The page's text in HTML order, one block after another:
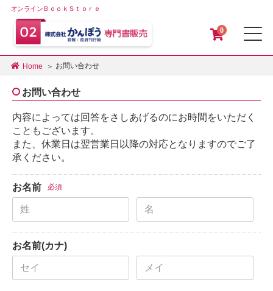
オンラインＢｏｏｋＳｔｏｒｅ
0
Home お問い合わせ
お問い合わせ
内容によっては回答をさしあげるのにお時間をいただく
こともございます。
また、休業日は翌営業日以降の対応となりますのでご了
承ください。
お名前 必須
お名前(カナ)